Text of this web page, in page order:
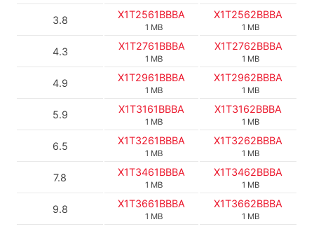
3.8 X1T2561BBBA
1 MB
X1T2562BBBA
1 MB
4.3 X1T2761BBBA
1 MB
X1T2762BBBA
1 MB
4.9 X1T2961BBBA
1 MB
X1T2962BBBA
1 MB
5.9 X1T3161BBBA
1 MB
X1T3162BBBA
1 MB
6.5 X1T3261BBBA
1 MB
X1T3262BBBA
1 MB
7.8 X1T3461BBBA
1 MB
X1T3462BBBA
1 MB
9.8 X1T3661BBBA
1 MB
X1T3662BBBA
1 MB